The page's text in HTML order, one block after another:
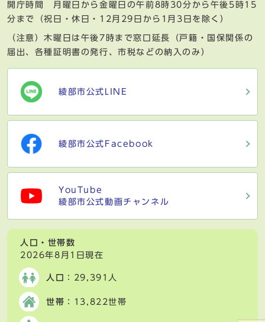
開庁時間 月曜日から金曜日の午前8時30分から午後5時15
分まで（祝日・休日・12月29日から1月3日を除く）
（注意）木曜日は午後7時まで窓口延長（戸籍・国保関係の
届出、各種証明書の発行、市税などの納入のみ）
綾部市公式LINE
綾部市公式Facebook
YouTube
綾部市公式動画チャンネル
人口・世帯数
2026年8月1日現在
人口 ：29,391人
世帯 ：13,822世帯